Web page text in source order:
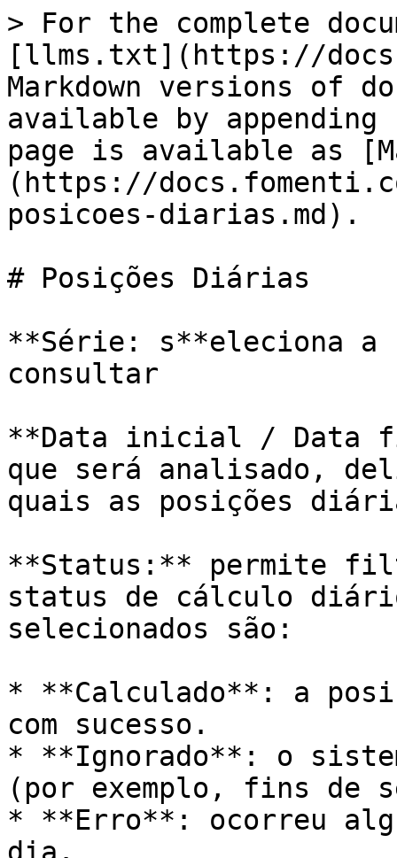
> For the complete
[llms.txt](https://
Markdown versions of
available by
page is available as
(https://
posicoes-diarias.md).
# Posições Diárias
**Série: s**eleciona
consultar
**Data inicial / Data
que será analisado,
quais as posições
**Status:** permite
status de cálculo
selecionados são:
* **Calculado**: a
com sucesso.
* **Ignorado**: o
(por exemplo, fins de
* **Erro**: ocorreu